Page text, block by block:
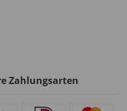
Zahlungsarten